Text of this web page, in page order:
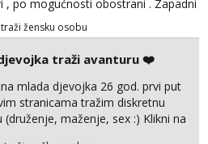
, po mogućnosti obostrani . Zapadni
.Javiti se prvo porukom na
ili Telegram 0958634499
žensku osobu
traži avanturu ❤️
mlada djevojka 26 god. prvi put
stranicama tražim diskretnu
(druženje, maženje, sex :) Klikni na